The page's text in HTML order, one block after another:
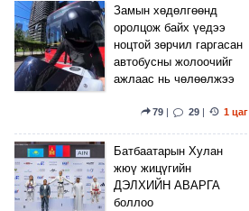
Замын хөдөлгөөнд
оролцож байх үедээ
ноцтой зөрчил гаргасан
автобусны жолоочийг
ажлаас нь чөлөөлжээ
79 | 29 | 1 цаг
Батбаатарын Хулан
жюү жицүгийн
ДЭЛХИЙН АВАРГА
боллоо